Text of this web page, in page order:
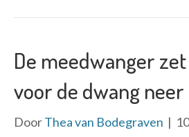
De meedwanger
voor de dwang neer
DoorThea van Bodegraven |